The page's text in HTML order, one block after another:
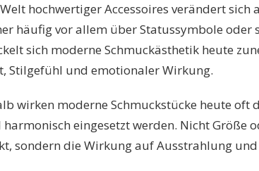
hochwertiger Accessoires verändert
häufig vor allem über Statussymbole oder
sich moderne Schmuckästhetik heute
Stilgefühl und emotionaler Wirkung.
wirken moderne Schmuckstücke heute oft
eingesetzt werden. Nicht Größe
sondern die Wirkung auf Ausstrahlung und